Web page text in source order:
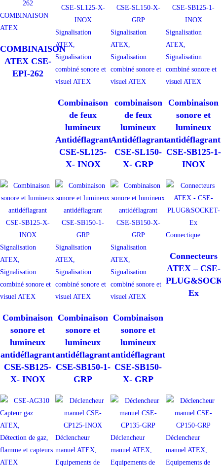
COMBINAISON
ATEX
COMBINAISON
ATEX CSE-
EPI-262
Signalisation
ATEX,
Signalisation
combiné sonore et
visuel ATEX
Combinaison
de feux
lumineux
Antidéflagrant
CSE-SL125-
X- INOX
Signalisation
ATEX,
Signalisation
combiné sonore et
visuel ATEX
combinaison
de feux
lumineux
Antidéflagrant
CSE-SL150-
X- GRP
Signalisation
ATEX,
Signalisation
combiné sonore et
visuel ATEX
Combinaison
sonore et
lumineux
antidéflagrant
CSE-SB125-1-
INOX
Signalisation
ATEX,
Signalisation
combiné sonore et
visuel ATEX
Combinaison
sonore et
lumineux
antidéflagrant
CSE-SB125-
X- INOX
Signalisation
ATEX,
Signalisation
combiné sonore et
visuel ATEX
Combinaison
sonore et
lumineux
antidéflagrant
CSE-SB150-1-
GRP
Signalisation
ATEX,
Signalisation
combiné sonore et
visuel ATEX
Combinaison
sonore et
lumineux
antidéflagrant
CSE-SB150-
X- GRP
Connectique
Connecteurs
ATEX – CSE-
Ex
Capteur gaz
ATEX,
Détection de gaz,
flamme et capteurs
ATEX
Déclencheur
manuel ATEX,
Equipements de
Déclencheur
manuel ATEX,
Equipements de
Déclencheur
manuel ATEX,
Equipements de